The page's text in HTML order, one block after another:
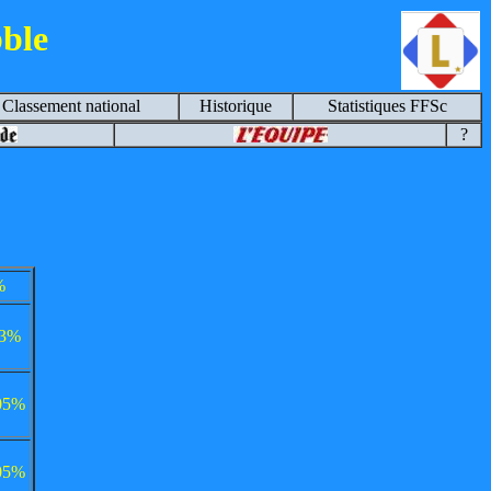
Classement national Historique
Statistiques FFSc
?